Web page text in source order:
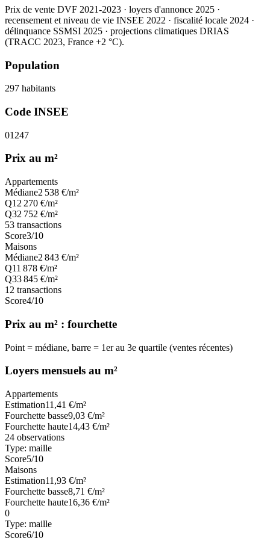
Prix de vente DVF 2021-2023 · loyers d'annonce 2025 ·
recensement et niveau de vie INSEE 2022 · fiscalité locale 2024 ·
délinquance SSMSI 2025 · projections climatiques DRIAS
(TRACC 2023, France +2 °C).
Population
297 habitants
Code INSEE
01247
Prix au m²
Appartements
Médiane2 538 €/m²
Q1 2 270 €/m²
Q32 752 €/m²
53 transactions
Score3/10
Maisons
Médiane2 843 €/m²
Q11 878 €/m²
Q33 845 €/m²
12 transactions
Score4/10
Prix au m² : fourchette
Point = médiane, barre = 1er au 3e quartile (ventes récentes)
Loyers mensuels au m²
Appartements
Estimation11,41 €/m²
Fourchette basse9,03 €/m²
Fourchette haute14,43 €/m²
24 observations
Type: maille
Score5/10
Maisons
Estimation11,93 €/m²
Fourchette basse8,71 €/m²
Fourchette haute16,36 €/m²
0
Type: maille
Score6/10